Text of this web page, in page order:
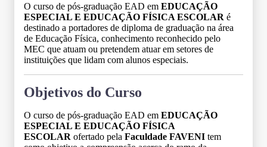
O curso de pós-graduação EAD em EDUCAÇÃO
ESPECIAL E EDUCAÇÃO FÍSICA ESCOLAR é
destinado a portadores de diploma de graduação na área
de Educação Física, conhecimento reconhecido pelo
MEC que atuam ou pretendem atuar em setores de
instituições que lidam com alunos especiais.
Objetivos do Curso
O curso de pós-graduação EAD em EDUCAÇÃO
ESPECIAL E EDUCAÇÃO FÍSICA
ESCOLAR ofertado pela Faculdade FAVENI tem